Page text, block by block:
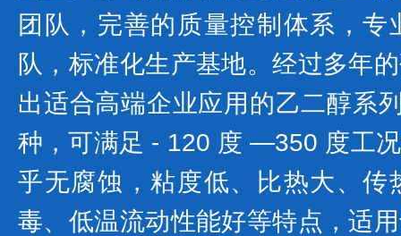
团队，完善的质量控制体系，
队，标准化生产基地。经过多年
出适合高端企业应用的乙二醇系
种，可满足 - 120 度 —350 度工
乎无腐蚀，粘度低、比热大、传
毒、低温流动性能好等特点，适